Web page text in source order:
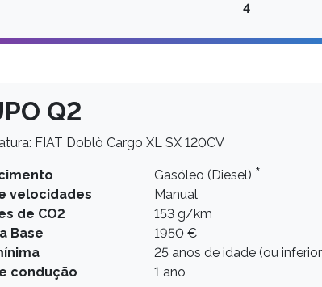
4
Q2
FIAT Doblò Cargo XL SX 120CV
Gasóleo (Diesel) *
velocidades
Manual
de CO2
153 g/km
Base
1950 €
25 anos de idade (ou
condução
1 ano